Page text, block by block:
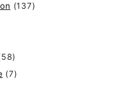
(137)
(7)